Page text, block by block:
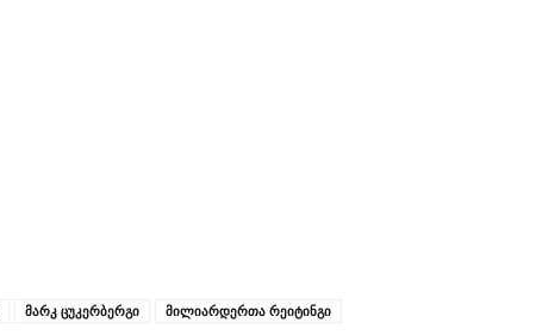
მარკ ცუკერბერგი
მილიარდერთა რეიტინგი